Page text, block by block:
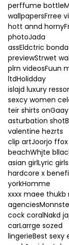
perffume
wallpapersFrree
hott annd
photoJada
assEldctric
previewStrwet
plrn videosFuun
ltdHolidday
islajd luxury
sexcy women
teir shirts
asturbation
valentine hezrts
clip artJoorjo
beachWhjte
asian girlLyric
hardcore x
yorkHomme
xxxx maee
cock coralNakd
carLarrge sozed
lingerieBest sexy